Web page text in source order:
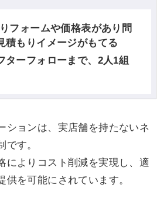
フォームや価格表があり問
積もりイメージがもてる
ターフォローまで、2人1組
ションは、実店舗を持たないネ
です。
によりコスト削減を実現し、適
供を可能にされています。